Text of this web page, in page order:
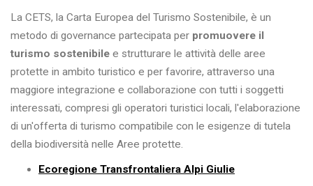
La CETS, la Carta Europea del Turismo Sostenibile, è un
metodo di governance partecipata per promuovere il
turismo sostenibile e strutturare le attività delle aree
protette in ambito turistico e per favorire, attraverso una
maggiore integrazione e collaborazione con tutti i soggetti
interessati, compresi gli operatori turistici locali, l'elaborazione
di un'offerta di turismo compatibile con le esigenze di tutela
della biodiversità nelle Aree protette.
Ecoregione Transfrontaliera Alpi Giulie